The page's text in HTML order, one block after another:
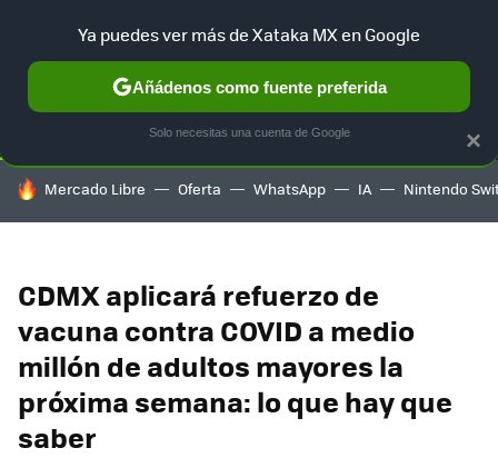
SELECCIÓN GAMING HOME AUTO TERRITORIO
HOY SE HABLA DE
Mercado Libre Oferta WhatsApp IA Nintendo
CDMX aplicará refuerzo de
vacuna contra COVID a medio
millón de adultos mayores la
próxima semana: lo que hay que
saber
×
Ya puedes ver más de Xataka MX en Google
Añádenos como fuente preferida
Solo necesitas una cuenta de Google